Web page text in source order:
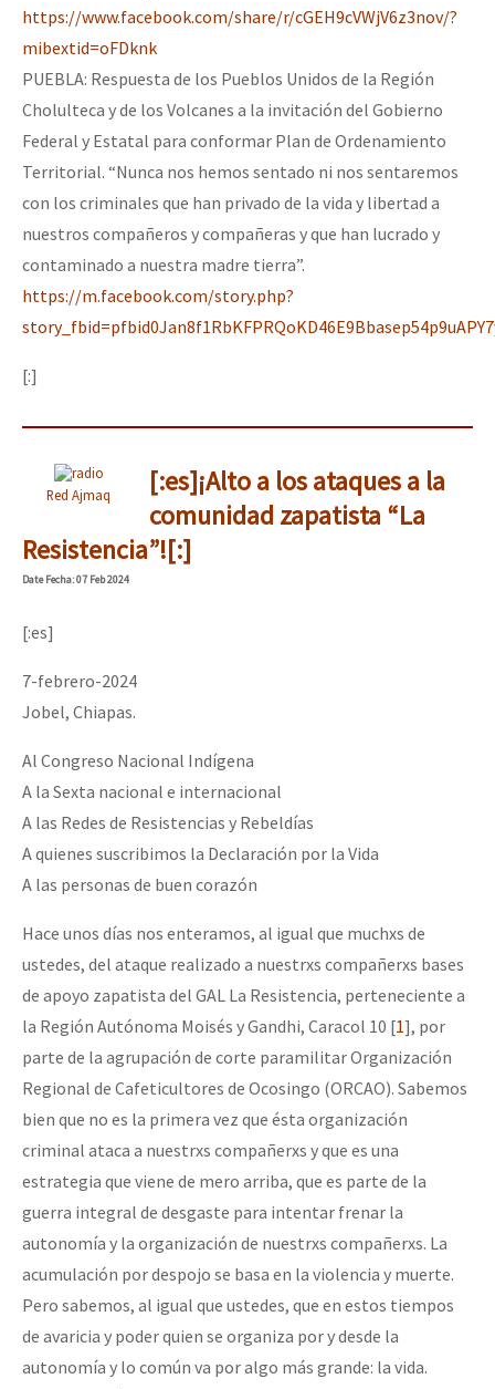
https://www.facebook.com/share/r/cGEH9cVWjV6z3nov/?
mibextid=oFDknk
PUEBLA: Respuesta de los Pueblos Unidos de la Región
Cholulteca y de los Volcanes a la invitación del Gobierno
Federal y Estatal para conformar Plan de Ordenamiento
Territorial. “Nunca nos hemos sentado ni nos sentaremos
con los criminales que han privado de la vida y libertad a
nuestros compañeros y compañeras y que han lucrado y
contaminado a nuestra madre tierra”.
https://m.facebook.com/story.php?
[:]
Red Ajmaq
[:es]¡Alto a los ataques a la
comunidad zapatista “La
Resistencia”![:]
DateFecha: 07 Feb 2024
[:es]
7-febrero-2024
Jobel, Chiapas.
Al Congreso Nacional Indígena
A la Sexta nacional e internacional
A las Redes de Resistencias y Rebeldías
A quienes suscribimos la Declaración por la Vida
A las personas de buen corazón
Hace unos días nos enteramos, al igual que muchxs de
ustedes, del ataque realizado a nuestrxs compañerxs bases
de apoyo zapatista del GAL La Resistencia, perteneciente a
la Región Autónoma Moisés y Gandhi, Caracol 10 [1], por
parte de la agrupación de corte paramilitar Organización
Regional de Cafeticultores de Ocosingo (ORCAO). Sabemos
bien que no es la primera vez que ésta organización
criminal ataca a nuestrxs compañerxs y que es una
estrategia que viene de mero arriba, que es parte de la
guerra integral de desgaste para intentar frenar la
autonomía y la organización de nuestrxs compañerxs. La
acumulación por despojo se basa en la violencia y muerte.
Pero sabemos, al igual que ustedes, que en estos tiempos
de avaricia y poder quien se organiza por y desde la
autonomía y lo común va por algo más grande: la vida.